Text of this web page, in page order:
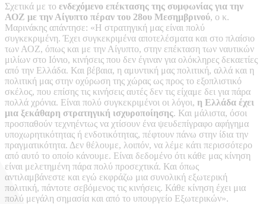
Σχετικά με το ενδεχόμενο επέκτασης της συμφωνίας για την
ΑΟΖ με την Αίγυπτο πέραν του 28ου Μεσημβρινού, ο κ.
Μαρινάκης απάντησε: «Η στρατηγική μας είναι πολύ
συγκεκριμένη. Έχει συγκεκριμένα αποτελέσματα και στο πλαίσιο
των ΑΟΖ, όπως και με την Αίγυπτο, στην επέκταση των ναυτικών
μιλίων στο Ιόνιο, κινήσεις που δεν έγιναν για ολόκληρες δεκαετίες
από την Ελλάδα. Και βέβαια, η αμυντική μας πολιτική, αλλά και η
πολιτική μας στην οχύρωση της χώρας ως προς το εξοπλιστικό
σκέλος, που επίσης τις κινήσεις αυτές δεν τις είχαμε δει για πάρα
πολλά χρόνια. Είναι πολύ συγκεκριμένοι οι λόγοι, η Ελλάδα έχει
μια ξεκάθαρη στρατηγική ισχυροποίησης. Και μάλιστα, όσοι
προσπαθούν τεχνηέντως να χτίσουν ένα ψευδεπίγραφο αφήγημα
υποχωρητικότητας ή ενδοτικότητας, πέφτουν πάνω στην ίδια την
πραγματικότητα. Δεν θέλουμε, λοιπόν, να λέμε κάτι περισσότερο
από αυτό το οποίο κάνουμε. Είναι δεδομένο ότι κάθε μας κίνηση
είναι μελετημένη πάρα πολύ προσεχτικά. Και όπως
αντιλαμβάνεστε και εγώ εκφράζω μια συνολική εξωτερική
πολιτική, πάντοτε σεβόμενος τις κινήσεις. Κάθε κίνηση έχει μια
πολύ μεγάλη σημασία και από το υπουργείο Εξωτερικών».